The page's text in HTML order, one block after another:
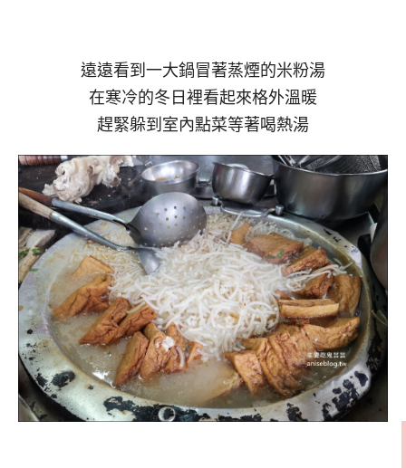
遠遠看到一大鍋冒著蒸煙的米粉湯
在寒冷的冬日裡看起來格外溫暖
趕緊躲到室內點菜等著喝熱湯